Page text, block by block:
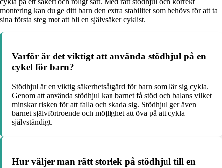
montering kan du ge ditt barn den extra stabilitet som behövs för att ta
sina första steg mot att bli en självsäker cyklist.
Varför är det viktigt att använda stödhjul på en
cykel för barn?
Stödhjul är en viktig säkerhetsåtgärd för barn som lär sig cykla.
Genom att använda stödhjul kan barnet få stöd och balans vilket
minskar risken för att falla och skada sig. Stödhjul ger även
barnet självförtroende och möjlighet att öva på att cykla
självständigt.
Hur väljer man rätt storlek på stödhjul till en